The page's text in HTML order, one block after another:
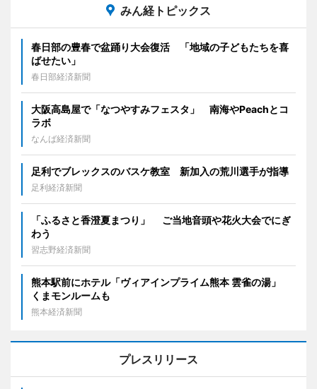
みん経トピックス
春日部の豊春で盆踊り大会復活 「地域の子どもたちを喜
ばせたい」
春日部経済新聞
大阪高島屋で「なつやすみフェスタ」 南海やPeachとコ
ラボ
なんば経済新聞
足利でブレックスのバスケ教室 新加入の荒川選手が指導
足利経済新聞
「ふるさと香澄夏まつり」 ご当地音頭や花火大会でにぎ
わう
習志野経済新聞
熊本駅前にホテル「ヴィアインプライム熊本 雲雀の湯」
くまモンルームも
熊本経済新聞
プレスリリース